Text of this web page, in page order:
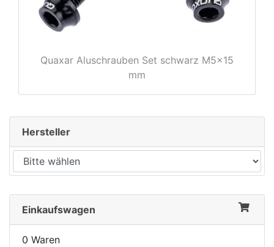
Quaxar Aluschrauben Set schwarz M5x15
mm
Hersteller
Einkaufswagen
0 Waren